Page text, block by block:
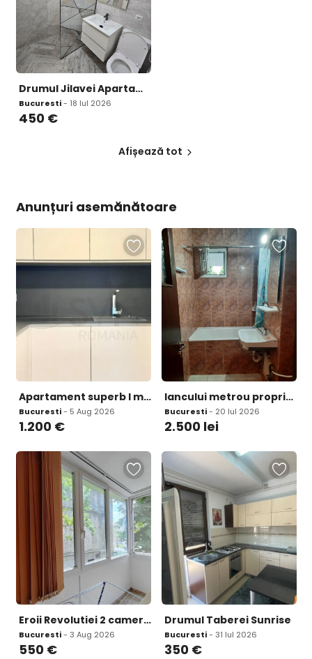
Drumul Jilavei Apartament 2 camere de inchiriat Prima inchiriere
Bucuresti- 18 Iul 2026
450 €
Afișează tot
Anunțuri asemănătoare
Apartament superb l modern l parcare subterana l terasa l
Bucuresti- 5 Aug 2026
1.200 €
Iancului metrou proprietar
Bucuresti- 20 Iul 2026
2.500 lei
Eroii Revolutiei 2 camere Decomandat La 5 minute de Metrou
Bucuresti- 3 Aug 2026
550 €
Drumul Taberei Sunrise
Bucuresti- 31 Iul 2026
350 €